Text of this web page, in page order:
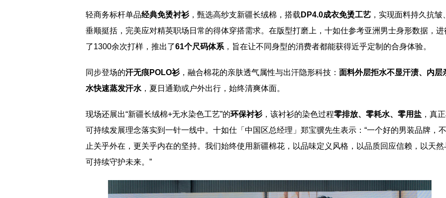
轻商务标杆单品经典免烫衬衫，甄选高纱支新疆长绒棉，搭载 DP4.0成衣免烫工艺 ，实现面料持久抗皱
垂顺挺括，完美应对精英职场日常的得体穿搭需求。在版型打磨上，十如仕参考亚洲男士身形数据，进
了1300余次打样，推出了61个尺码体系 ，旨在让不同身型的消费者都能获得近乎定制的合身体验。
同步登场的汗无痕POLO衫，融合棉花的亲肤透气属性与出汗隐形科技： 面料外层拒水不显汗渍、内层
水快速蒸发汗水 ，夏日通勤或户外出行，始终清爽体面。
现场还展出“新疆长绒棉+无水染色工艺”的环保衬衫，该衬衫的染色过程零排放、零耗水、零用盐 ，真
可持续发展理念落实到一针一线中。十如仕「中国区总经理」郑宝骥先生表示：“一个好的男装品牌，不
止关乎外在，更关乎内在的坚持。我们始终使用新疆棉花，以品味定义风格，以品质回应信赖，以天然
可持续守护未来。”